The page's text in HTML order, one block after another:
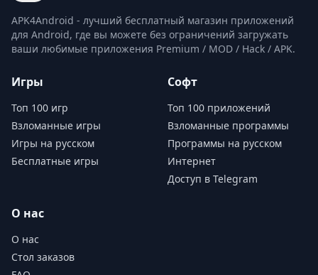
APK4Android - лучший бесплатный магазин приложений
для Android, где вы можете без ограничений загружать
ваши любимые приложения Premium / MOD / Hack / APK.
Игры
Топ 100 игр
Взломанные игры
Игры на русском
Бесплатные игры
Софт
Топ 100 приложений
Взломанные программы
Программы на русском
Интернет
Доступ в Telegram
О нас
О нас
Стол заказов